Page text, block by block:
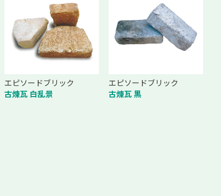
エピソードブリック
古煉瓦 白乱景
エピソードブリック
古煉瓦 黒